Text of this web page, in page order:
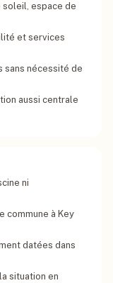
soleil, espace de
et services
sans nécessité de
aussi centrale
ni
commune à Key
datées dans
situation en